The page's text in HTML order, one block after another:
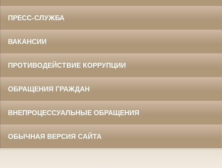
ПРЕСС-СЛУЖБА
ВАКАНСИИ
ПРОТИВОДЕЙСТВИЕ КОРРУПЦИИ
ОБРАЩЕНИЯ ГРАЖДАН
ВНЕПРОЦЕССУАЛЬНЫЕ ОБРАЩЕНИЯ
ОБЫЧНАЯ ВЕРСИЯ САЙТА